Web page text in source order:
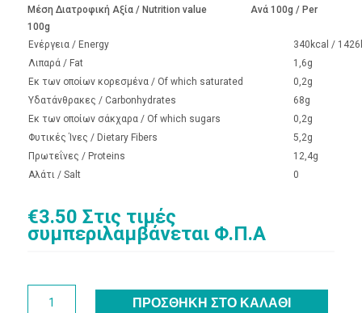
Μέση Διατροφική Αξία / Νutrition value Ανά 100g / Per
100g
Ενέργεια / Energy
340kcal /
Λιπαρά / Fat
1,6g
Εκ των οποίων κορεσμένα / Of which saturated
0,2g
Υδατάνθρακες / Carbonhydrates
68g
Εκ των οποίων σάκχαρα / Of which sugars
0,2g
Φυτικές Ίνες / Dietary Fibers
5,2g
Πρωτεΐνες / Proteins
12,4g
Αλάτι / Salt
0
€3.50 Στις τιμές
συμπεριλαμβάνεται Φ.Π.Α
ΠΡΟΣΘΉΚΗ ΣΤΟ ΚΑΛΆΘΙ